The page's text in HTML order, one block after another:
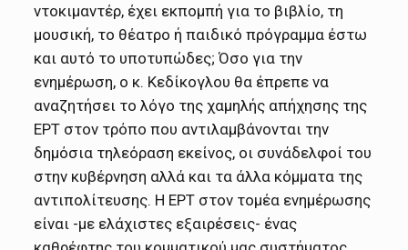
ντοκιμαντέρ, έχει εκπομπή για το βιβλίο, τη
μουσική, το θέατρο ή παιδικό πρόγραμμα έστω
και αυτό το υποτυπώδες; Όσο για την
ενημέρωση, ο κ. Κεδίκογλου θα έπρεπε να
αναζητήσει το λόγο της χαμηλής απήχησης της
ΕΡΤ στον τρόπο που αντιλαμβάνονται την
δημόσια τηλεόραση εκείνος, οι συνάδελφοί του
στην κυβέρνηση αλλά και τα άλλα κόμματα της
αντιπολίτευσης. Η ΕΡΤ στον τομέα ενημέρωσης
είναι -με ελάχιστες εξαιρέσεις- ένας